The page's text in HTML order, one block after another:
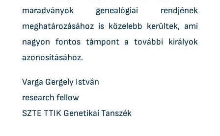
maradványok genealógiai rendjének
meghatározásához is közelebb kerültek, ami
nagyon fontos támpont a további királyok
azonosításához.
Varga Gergely István
research fellow
SZTE TTIK Genetikai Tanszék